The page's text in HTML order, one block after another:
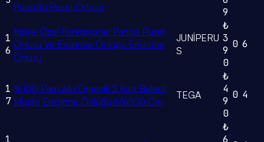
Püsküllü Puset Örtüsü
9
1
6
Kişiye Özel Fonksiyonel Panço Puset
Örtüsü Ve Emzirme Önlüğü Emzirme
Örtüsü
JUNİPERU
S
₺
3
9
0
0 6
1
7
%100 Pamuklu Organik 2 Katlı Balenli
Müslin Emzirme Önlüğü 65x100 Cm
TEGA
₺
4
9
0
0 4
₺